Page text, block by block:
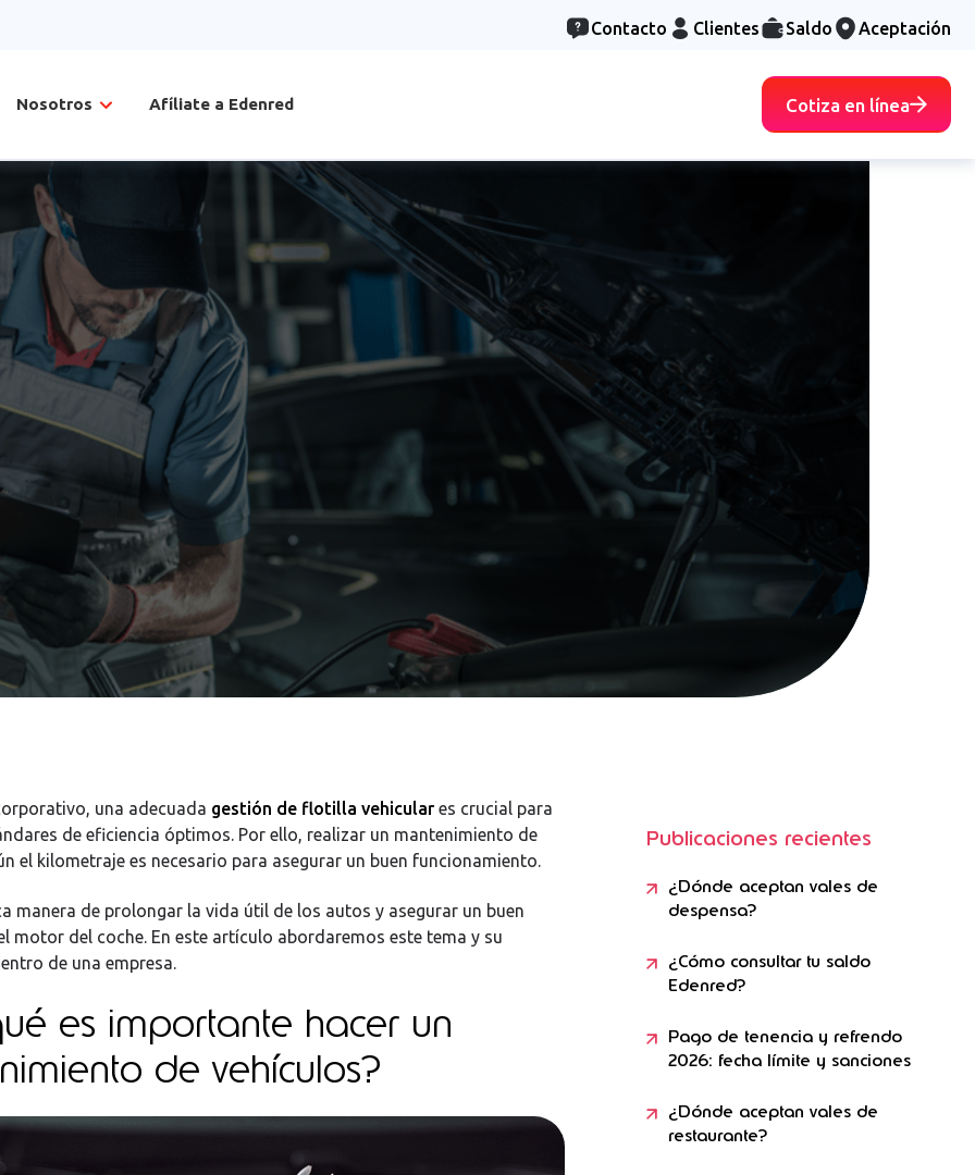
Contacto Clientes Saldo Aceptación
Nosotros Afíliate a Edenred Cotiza en línea
una adecuada gestión de flotilla vehicular es crucial para
de eficiencia óptimos. Por ello, realizar un mantenimiento de
el kilometraje es necesario para asegurar un buen funcionamiento.
manera de prolongar la vida útil de los autos y asegurar un buen
motor del coche. En este artículo abordaremos este tema y su
de una empresa.
es importante hacer un
de vehículos?
Publicaciones recientes
¿Dónde aceptan vales de
despensa?
¿Cómo consultar tu saldo
Edenred?
Pago de tenencia y refrendo
2026: fecha límite y sanciones
¿Dónde aceptan vales de
restaurante?